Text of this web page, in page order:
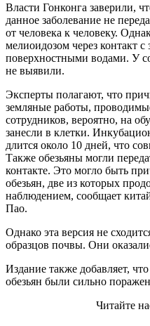
Власти Гонконга заверили,
данное заболевание не
от человека к человеку.
мелиоидозом через контакт
поверхностными водами. У
не выявили.
Эксперты полагают, что
земляные работы,
сотрудников, вероятно, на
занесли в клетки.
длится около 10 дней, что
Также обезьяны могли
контакте. Это могло быть
обезьян, две из которых
наблюдением, сообщает
Пао.
Однако эта версия не
образцов почвы. Они
Издание также добавляет,
обезьян были сильно
Читайте